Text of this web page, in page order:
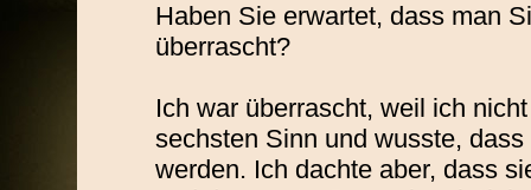
Haben Sie erwartet, dass man
überrascht?
Ich war überrascht, weil ich
sechsten Sinn und wusste,
werden. Ich dachte aber, dass